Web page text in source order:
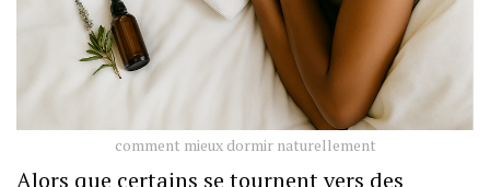
comment mieux dormir naturellement
Alors que certains se tournent vers des